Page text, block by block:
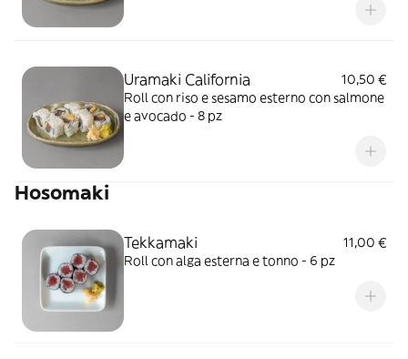
Uramaki California
10,50 €
Roll con riso e sesamo esterno con salmone
e avocado - 8 pz
Hosomaki
Tekkamaki
11,00 €
Roll con alga esterna e tonno - 6 pz